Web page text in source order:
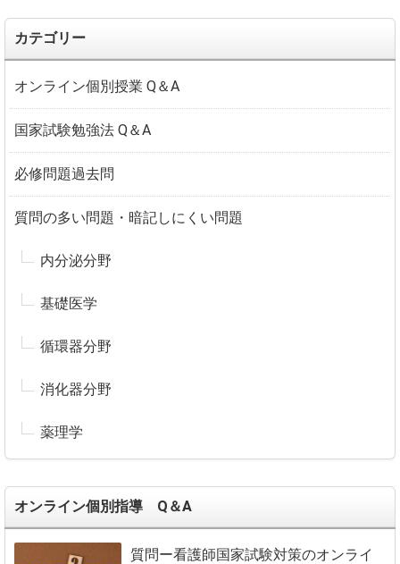
カテゴリー
オンライン個別授業 Q＆A
国家試験勉強法 Q＆A
必修問題過去問
質問の多い問題・暗記しにくい問題
内分泌分野
基礎医学
循環器分野
消化器分野
薬理学
オンライン個別指導 Q＆A
質問ー看護師国家試験対策のオンライ